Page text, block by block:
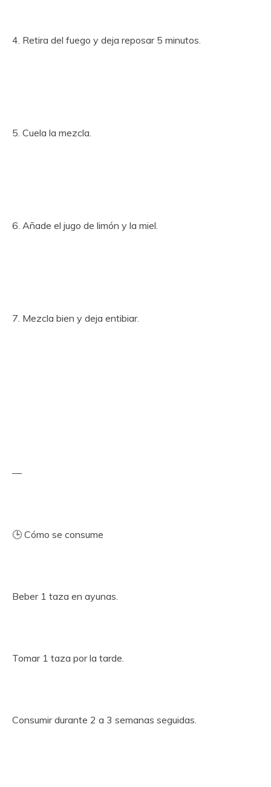
4. Retira del fuego y deja reposar 5 minutos.
5. Cuela la mezcla.
6. Añade el jugo de limón y la miel.
7. Mezcla bien y deja entibiar.
—
🕒 Cómo se consume
Beber 1 taza en ayunas.
Tomar 1 taza por la tarde.
Consumir durante 2 a 3 semanas seguidas.